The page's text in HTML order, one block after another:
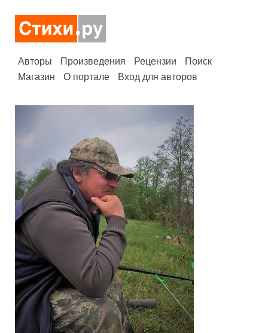
Авторы Произведения Рецензии
Поиск
Магазин
О портале Вход для авторов